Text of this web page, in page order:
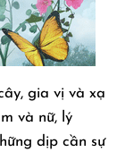
gia vị và xạ
và nữ, lý
dịp cần sự